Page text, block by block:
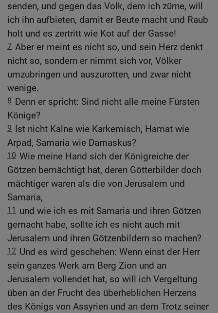
senden, und gegen das Volk, dem ich zürne, will
ich ihn aufbieten, damit er Beute macht und Raub
holt und es zertritt wie Kot auf der Gasse!
7 Aber er meint es nicht so, und sein Herz denkt
nicht so, sondern er nimmt sich vor, Völker
umzubringen und auszurotten, und zwar nicht
wenige.
8 Denn er spricht: Sind nicht alle meine Fürsten
Könige?
9 Ist nicht Kalne wie Karkemisch, Hamat wie
Arpad, Samaria wie Damaskus?
10 Wie meine Hand sich der Königreiche der
Götzen bemächtigt hat, deren Götterbilder doch
mächtiger waren als die von Jerusalem und
Samaria,
11
und wie ich es mit Samaria und ihren Götzen
gemacht habe, sollte ich es nicht auch mit
Jerusalem und ihren Götzenbildern so machen?
12 Und es wird geschehen: Wenn einst der Herr
sein ganzes Werk am Berg Zion und an
Jerusalem vollendet hat, so will ich Vergeltung
üben an der Frucht des überheblichen Herzens
des Königs von Assyrien und an dem Trotz seiner